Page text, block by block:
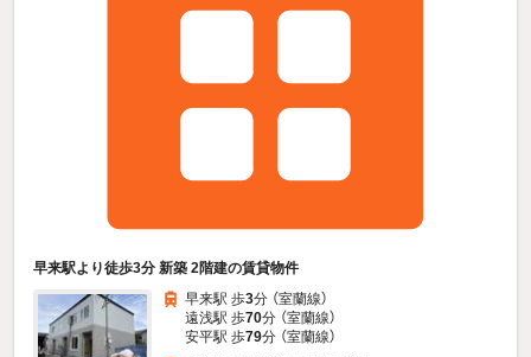
早来駅より徒歩3分 新築 2階建の賃貸物件
早来駅 歩3分 （室蘭線）
遠浅駅 歩70分 （室蘭線）
安平駅 歩79分 （室蘭線）